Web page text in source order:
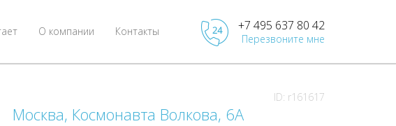
Контакты
О компании +7 495 637 80 42
Перезвоните мне
ID: r161617
Москва, Космонавта Волкова, 6А